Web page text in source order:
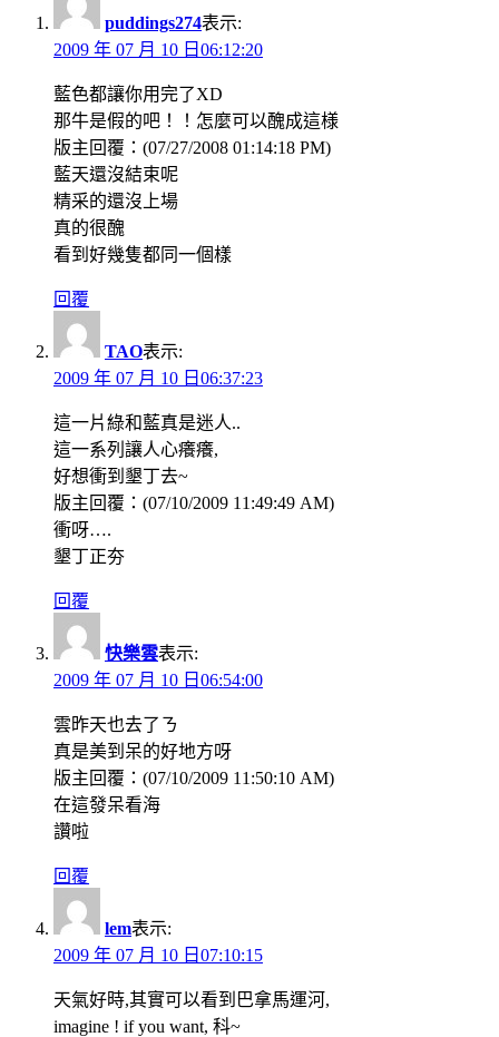
puddings274表示:
2009 年 07 月 10 日06:12:20
藍色都讓你用完了XD
那牛是假的吧！！怎麼可以醜成這様
版主回覆：(07/27/2008 01:14:18 PM)
藍天還沒結束呢
精采的還沒上場
真的很醜
看到好幾隻都同一個樣
回覆
TAO表示:
2009 年 07 月 10 日06:37:23
這一片綠和藍真是迷人..
這一系列讓人心癢癢,
好想衝到墾丁去~
版主回覆：(07/10/2009 11:49:49 AM)
衝呀….
墾丁正夯
回覆
快樂雲表示:
2009 年 07 月 10 日06:54:00
雲昨天也去了ㄋ
真是美到呆的好地方呀
版主回覆：(07/10/2009 11:50:10 AM)
在這發呆看海
讚啦
回覆
lem表示:
2009 年 07 月 10 日07:10:15
天氣好時,其實可以看到巴拿馬運河,
imagine ! if you want, 科~